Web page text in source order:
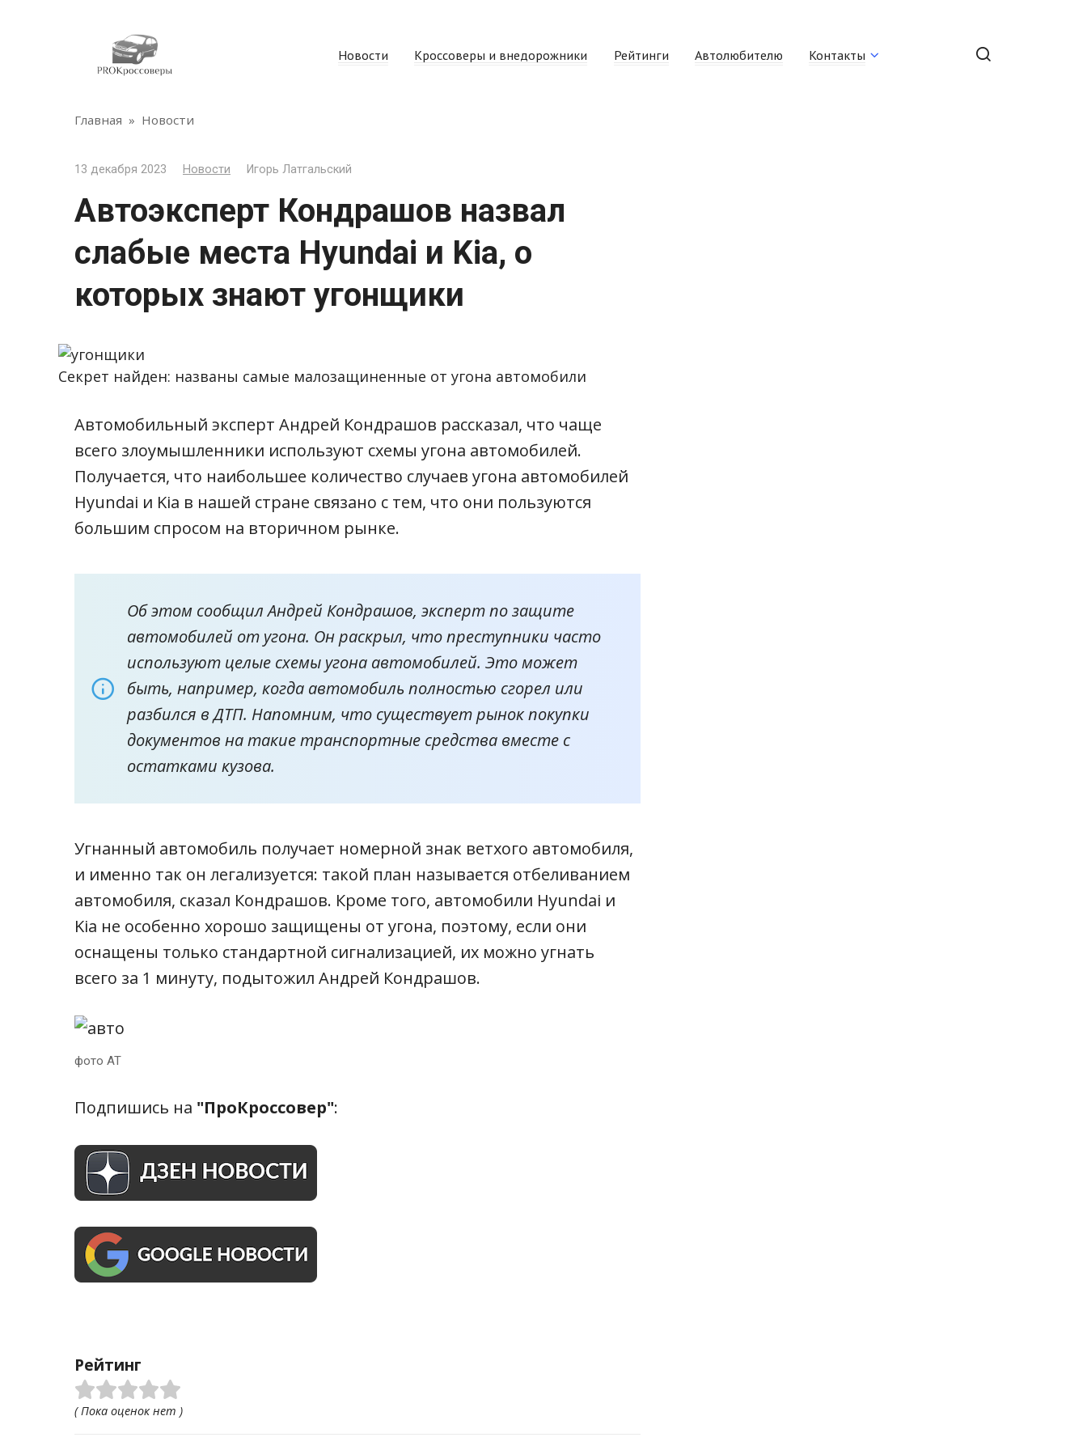
Новости Кроссоверы и внедорожники Рейтинги Автолюбителю Контакты
Главная » Новости
13 декабря 2023 Новости Игорь Латгальский
Автоэксперт Кондрашов назвал
слабые места Hyundai и Kia, о
которых знают угонщики
Секрет найден: названы самые малозащиненные от угона автомобили
Автомобильный эксперт Андрей Кондрашов рассказал, что чаще
всего злоумышленники используют схемы угона автомобилей.
Получается, что наибольшее количество случаев угона автомобилей
Hyundai и Kia в нашей стране связано с тем, что они пользуются
большим спросом на вторичном рынке.
Об этом сообщил Андрей Кондрашов, эксперт по защите
автомобилей от угона. Он раскрыл, что преступники часто
используют целые схемы угона автомобилей. Это может
быть, например, когда автомобиль полностью сгорел или
разбился в ДТП. Напомним, что существует рынок покупки
документов на такие транспортные средства вместе с
остатками кузова.
Угнанный автомобиль получает номерной знак ветхого автомобиля,
и именно так он легализуется: такой план называется отбеливанием
автомобиля, сказал Кондрашов. Кроме того, автомобили Hyundai и
Kia не особенно хорошо защищены от угона, поэтому, если они
оснащены только стандартной сигнализацией, их можно угнать
всего за 1 минуту, подытожил Андрей Кондрашов.
фото AT
Подпишись на "ПроКроссовер":
Рейтинг
( Пока оценок нет )